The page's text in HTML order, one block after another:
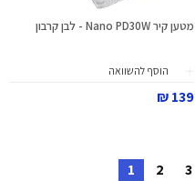
מטען קיר Nano PD30W - לבן קרבון
הוסף להשוואה
139 ₪
3
2
1